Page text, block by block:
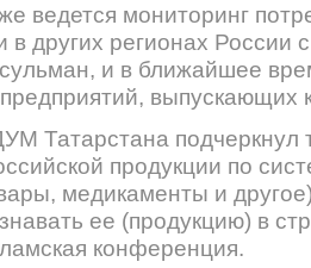
ведется мониторинг
в других регионах России
и в ближайшее
выпускающих
Татарстана подчеркнул
продукции по
медикаменты и
ее (продукцию) в
конференция.